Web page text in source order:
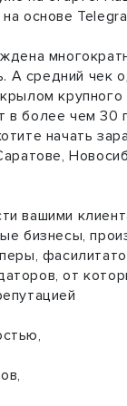
основе
А средний чек
крупного
чем 30
начать
вашими
бизнесы,
от